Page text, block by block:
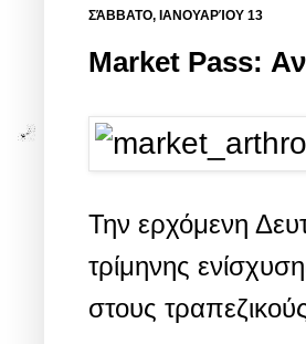
ΣΆΒΒΑΤΟ, ΙΑΝΟΥΑΡΊΟΥ 13
Market Pass:
Την ερχόμενη
τρίμηνης
στους